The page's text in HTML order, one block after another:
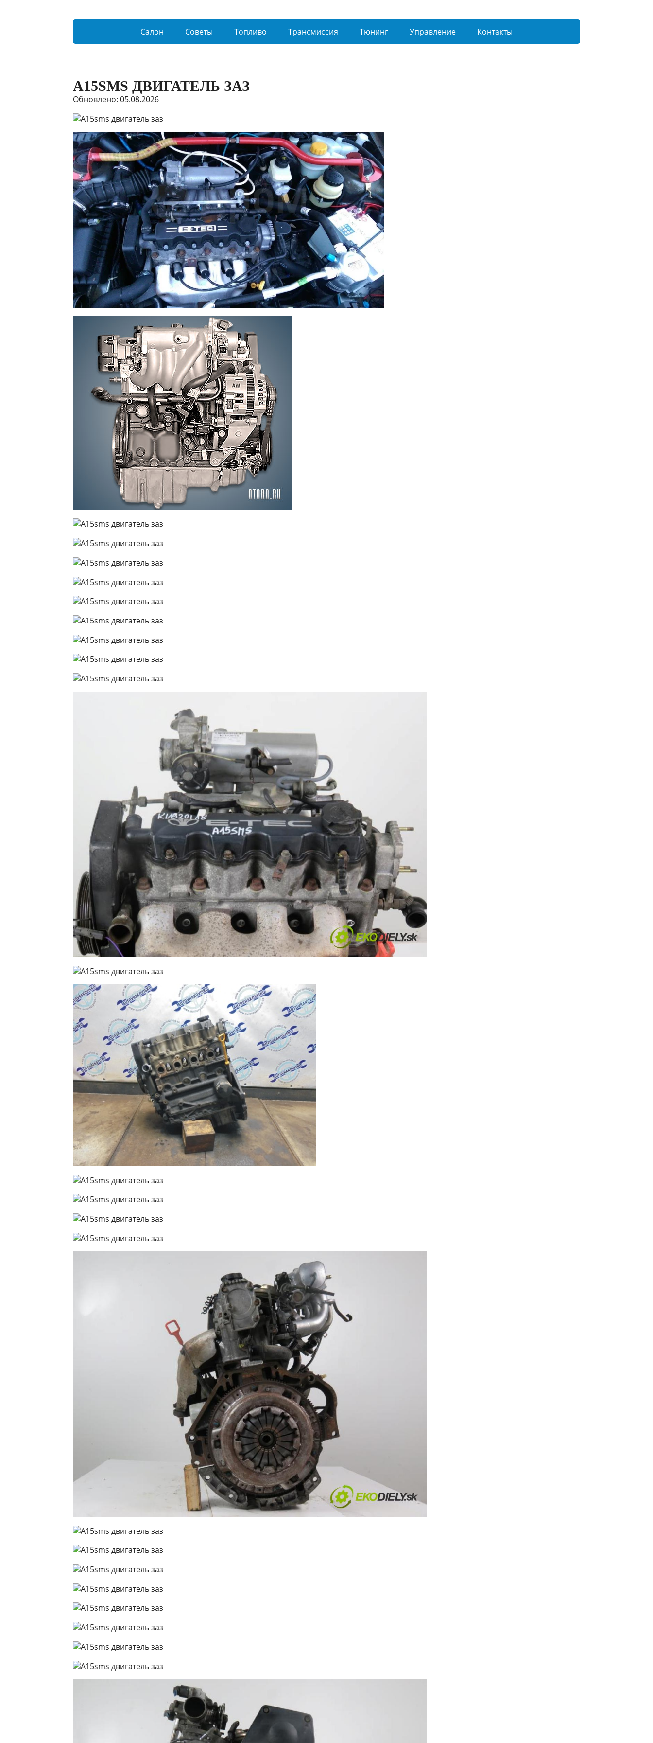
Салон Советы Топливо Трансмиссия Тюнинг Управление Контакты
A15SMS ДВИГАТЕЛЬ ЗАЗ
Обновлено: 05.08.2026